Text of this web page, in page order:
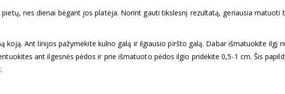
nes dienai bėgant jos platėja. Norint gauti tikslesnį rezultatą, geriausia matuoti
Ant linijos pažymėkite kulno galą ir ilgiausio piršto galą. Dabar išmatuokite ilgį
ant ilgesnės pėdos ir prie išmatuoto pėdos ilgio pridėkite 0,5-1 cm. Šis